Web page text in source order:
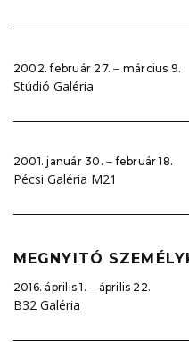
2002. február 27. ‒ március 9.
Stúdió Galéria
2001. január 30. ‒ február 18.
Pécsi Galéria M21
MEGNYITÓ
2016. április 1. ‒ április 22.
B32 Galéria